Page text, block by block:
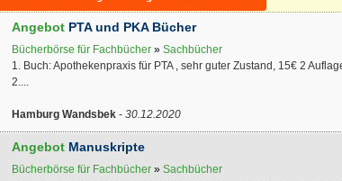
Angebot PTA und PKA Bücher
Bücherbörse für Fachbücher » Sachbücher
1. Buch: Apothekenpraxis für PTA , sehr guter Zustand, 15€ 2
2....
Hamburg Wandsbek - 30.12.2020
Angebot Manuskripte
Bücherbörse für Fachbücher » Sachbücher